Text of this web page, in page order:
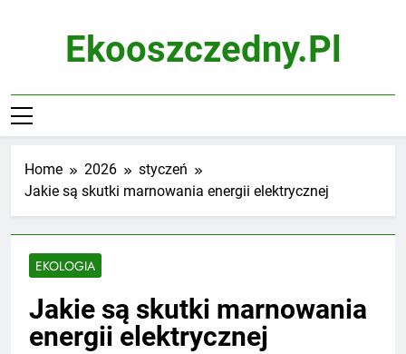
Ekooszczedny.pl
Home 2026
styczeń
Jakie są skutki marnowania energii elektrycznej
EKOLOGIA
Jakie są skutki marnowania
energii elektrycznej